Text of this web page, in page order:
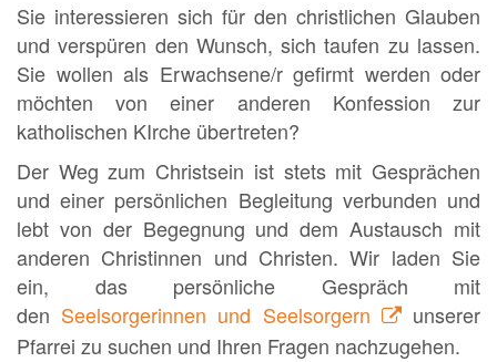
Sie interessieren sich für den christlichen Glauben
und verspüren den Wunsch, sich taufen zu lassen.
Sie wollen als Erwachsene/r gefirmt werden oder
möchten von einer anderen Konfession zur
katholischen KIrche übertreten?
Der Weg zum Christsein ist stets mit Gesprächen
und einer persönlichen Begleitung verbunden und
lebt von der Begegnung und dem Austausch mit
anderen Christinnen und Christen. Wir laden Sie
ein, das persönliche Gespräch mit
den Seelsorgerinnen und Seelsorgern
unserer
Pfarrei zu suchen und Ihren Fragen nachzugehen.